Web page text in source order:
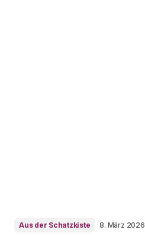
Aus der Schatzkiste 8. März 2026